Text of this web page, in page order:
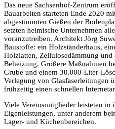
Das neue Sachsenhof-Zentrum
Bauarbeiten starteten Ende 2020
abgestimmten Gießen der
setzten heimische Unternehmen
voranzutreiben. Architekt Jörg
Baustoffe: ein Holzständerhaus,
Holzlatten, Zellulosedämmung
Beheizung. Größere Maßnahmen
Grube und einem 30.000-Liter-
Verlegung von Glasfaserleitungen
frühzeitig einen schnellen
Viele Vereinsmitglieder leisteten in
Eigenleistungen, unter anderem
Lager- und Küchenbereichen.